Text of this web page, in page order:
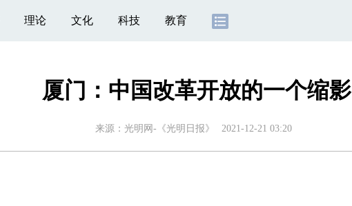
理论 文化 科技 教育
厦门：中国改革开放的一个缩影
来源： 光明网-《光明日报》 2021-12-21 03:20